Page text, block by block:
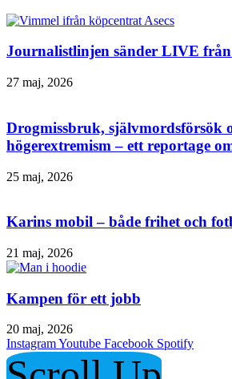
Journalistlinjen sänder LIVE från
27 maj, 2026
Drogmissbruk, självmordsförsök
högerextremism – ett reportage
25 maj, 2026
Karins mobil – både frihet och
21 maj, 2026
Kampen för ett jobb
20 maj, 2026
InstagramYoutube Facebook Spotify